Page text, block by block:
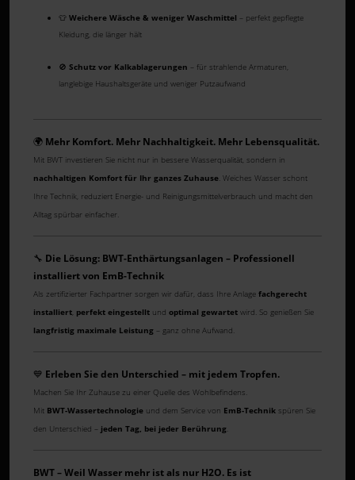
👕 Weichere Wäsche & weniger Waschmittel – perfekt gepflegte
Kleidung, die länger hält
🚫 Schutz vor Kalkablagerungen – für strahlende Armaturen,
langlebige Haushaltsgeräte und weniger Putzaufwand
🌍 Mehr Komfort. Mehr Nachhaltigkeit. Mehr Lebensqualität.
Mit BWT investieren Sie nicht nur in bessere Wasserqualität, sondern in
nachhaltigen Komfort für Ihr ganzes Zuhause. Weiches Wasser schont
Ihre Technik, reduziert Energie- und Reinigungsmittelverbrauch und macht den
Alltag spürbar einfacher.
🔧 Die Lösung: BWT-Enthärtungsanlagen – Professionell
installiert von EmB-Technik
Als zertifizierter Fachpartner sorgen wir dafür, dass Ihre Anlage fachgerecht
installiert perfekt eingestellt und optimal gewartet wird. So genießen Sie
langfristig maximale Leistung – ganz ohne Aufwand.
💙 Erleben Sie den Unterschied – mit jedem Tropfen.
Machen Sie Ihr Zuhause zu einer Quelle des Wohlbefindens.
Mit BWT-Wassertechnologie und dem Service von EmB-Technik spüren Sie
den Unterschied – jeden Tag, bei jeder Berührung.
BWT – Weil Wasser mehr ist als nur H2O. Es ist